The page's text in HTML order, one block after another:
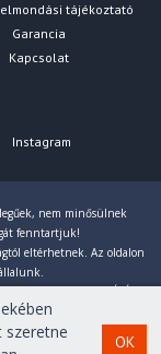
tájékoztató
Garancia
Kapcsolat
Instagram
nem minősülnek
fenntartjuk!
eltérhetnek. Az oldalon
szeretne
OK